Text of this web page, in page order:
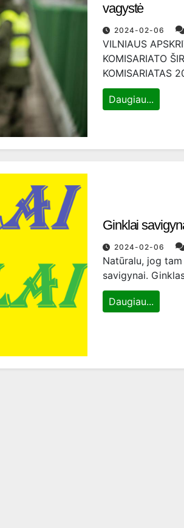
vagystė
2024-02-06
VILNIAUS
KOMISARIATO
KOMISARIATAS
Daugiau...
Ginklai
2024-02-06
Natūralu, jog
savigynai.
Daugiau...